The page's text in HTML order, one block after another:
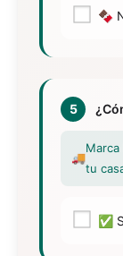
🍫
5
🚚
tu
✅